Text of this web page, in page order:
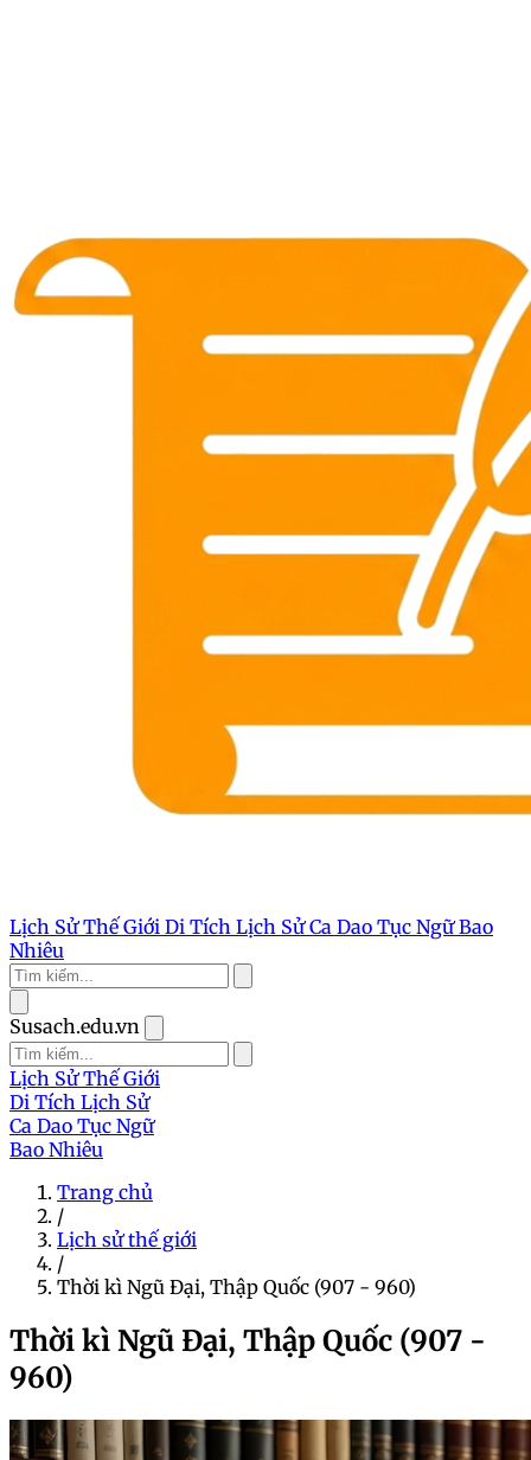
Lịch Sử Thế Giới Di Tích Lịch SửCa Dao Tục NgữBao
Nhiêu
Susach.edu.vn
Lịch Sử Thế Giới
Di Tích Lịch Sử
Ca Dao Tục Ngữ
Bao Nhiêu
Trang chủ
/
Lịch sử thế giới
/
Thời kì Ngũ Đại, Thập Quốc (907 - 960)
Thời kì Ngũ Đại, Thập Quốc (907 -
960)